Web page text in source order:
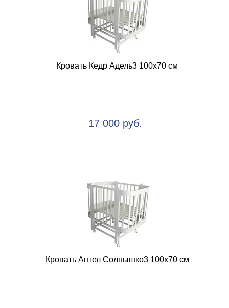
Кровать Кедр Адель3 100х70 см
17 000 руб.
Кровать Антел Солнышко3 100х70 см